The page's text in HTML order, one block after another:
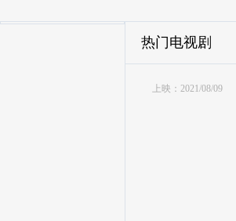
热门电视剧
上映：2021/08/09